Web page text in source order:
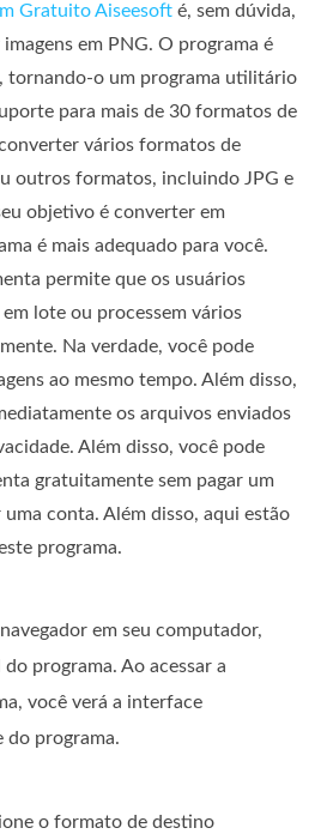
Gratuito Aiseesoft é, sem dúvida,
em PNG. O programa é
tornando-o um programa utilitário
para mais de 30 formatos de
vários formatos de
outros formatos, incluindo JPG e
objetivo é converter em
é mais adequado para você.
permite que os usuários
lote ou processem vários
Na verdade, você pode
ao mesmo tempo. Além disso,
os arquivos enviados
Além disso, você pode
gratuitamente sem pagar um
conta. Além disso, aqui estão
programa.
em seu computador,
programa. Ao acessar a
você verá a interface
do programa.
o formato de destino